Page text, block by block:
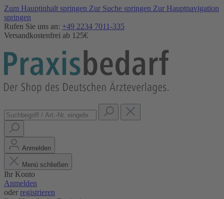
Zum Hauptinhalt springen Zur Suche springen Zur Hauptnavigation
springen
Rufen Sie uns an: +49 2234 7011-335
Versandkostenfrei ab 125€
Anmelden
Menü schließen
Ihr Konto
Anmelden
oder registrieren